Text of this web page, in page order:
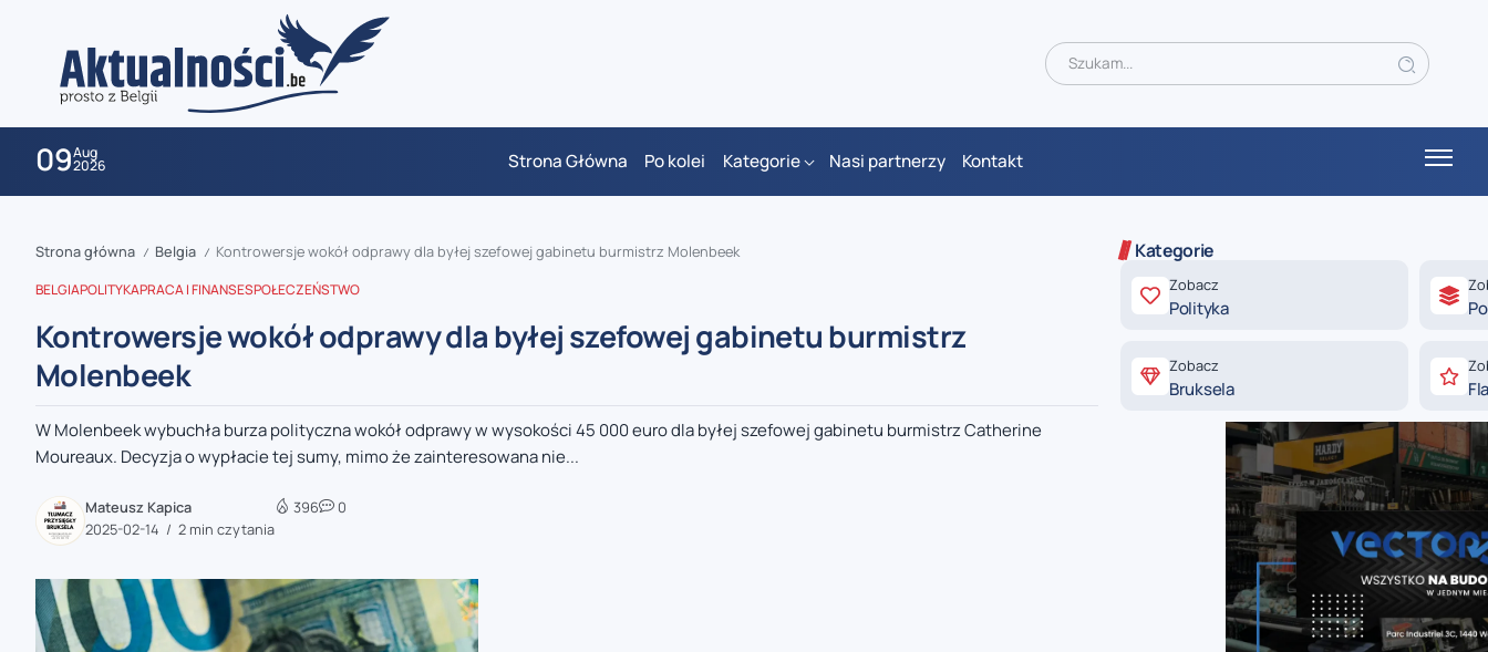
09Aug
2026 Strona Główna Po kolei Kategorie Nasi partnerzy Kontakt
zaobserwuj nas
zaobserwuj nas
zaobserwuj nas
zaobserwuj nas
Strona główna / Belgia / Kontrowersje wokół odprawy dla byłej szefowej gabinetu burmistrz Molenbeek
BELGIAPOLITYKAPRACA I FINANSESPOŁECZEŃSTWO
Kontrowersje wokół odprawy dla byłej szefowej gabinetu burmistrz
Molenbeek
W Molenbeek wybuchła burza polityczna wokół odprawy w wysokości 45 000 euro dla byłej szefowej gabinetu burmistrz Catherine
Moureaux. Decyzja o wypłacie tej sumy, mimo że zainteresowana nie...
Mateusz Kapica
2025-02-14
2 min czytania
396 0
Kategorie
Zobacz
Polityka
Zobacz
Bruksela